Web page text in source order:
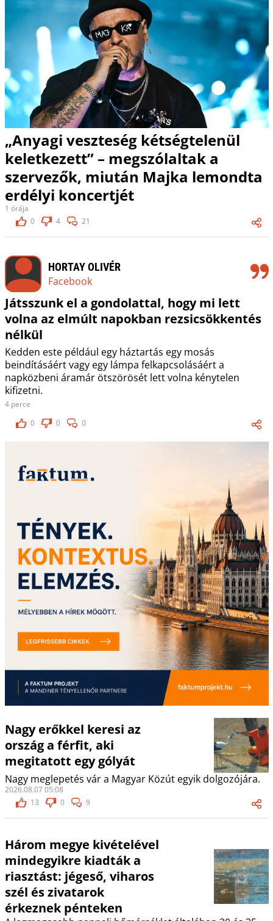
„Anyagi veszteség kétségtelenül
keletkezett” – megszólaltak a
szervezők, miután Majka lemondta
erdélyi koncertjét
1 órája
0
4 21
HORTAY OLIVÉR
Facebook
Játsszunk el a gondolattal, hogy mi lett
volna az elmúlt napokban rezsicsökkentés
nélkül
Kedden este például egy háztartás egy mosás
beindításáért vagy egy lámpa felkapcsolásáért a
napközbeni áramár ötszörösét lett volna kénytelen
kifizetni.
4 perce
0
0 0
Nagy erőkkel keresi az
ország a férfit, aki
megitatott egy gólyát
Nagy meglepetés vár a Magyar Közút egyik dolgozójára.
2026.08.07 05:08
13
0 9
Három megye kivételével
mindegyikre kiadták a
riasztást: jégeső, viharos
szél és zivatarok
érkeznek pénteken